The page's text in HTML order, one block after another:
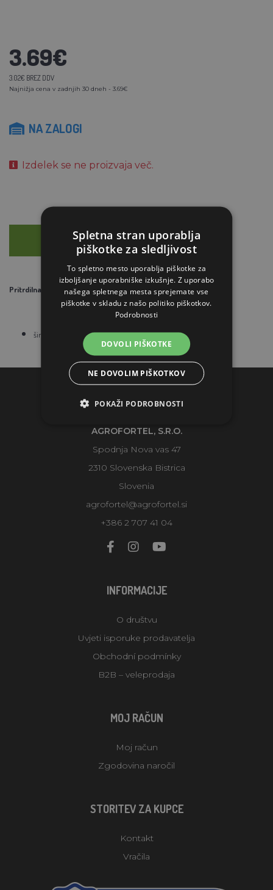
3.69€
3.02€ BREZ DDV
Najnižja cena v zadnjih 30 dneh - 3.69€
NA ZALOGI
Izdelek se ne proizvaja več.
SVETOVANJE
Pritrdilna veriga brez vrtljivega dela iz pocinkanega jekla.
širina 5 mm - dolžina 60 cm
KONTAKTI
AGROFORTEL, S.R.O.
Spodnja Nova vas 47
2310 Slovenska Bistrica
Slovenia
agrofortel@agrofortel.si
+386 2 707 41 04
INFORMACIJE
O društvu
Uvjeti isporuke prodavatelja
Obchodní podmínky
B2B – veleprodaja
MOJ RAČUN
Moj račun
Zgodovina naročil
STORITEV ZA KUPCE
Kontakt
Vračila
Spletna stran uporablja
piškotke za sledljivost
To spletno mesto uporablja piškotke za
izboljšanje uporabniške izkušnje. Z uporabo
našega spletnega mesta sprejemate vse
piškotke v skladu z našo politiko piškotkov.
Podrobnosti
DOVOLI PIŠKOTKE
NE DOVOLIM PIŠKOTKOV
POKAŽI PODROBNOSTI